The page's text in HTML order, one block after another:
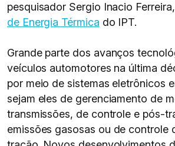
pesquisador Sergio Inacio
de Energia Térmica do IPT.
Grande parte dos avanços
veículos automotores na última
por meio de sistemas eletrônicos
sejam eles de gerenciamento de
transmissões, de controle e pós-
emissões gasosas ou de controle